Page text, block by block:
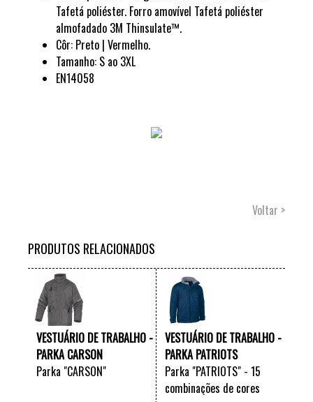
Tafetá poliéster. Forro amovível Tafetá poliéster
almofadado 3M Thinsulate™.
Côr: Preto | Vermelho.
Tamanho: S ao 3XL
EN14058
Voltar >
PRODUTOS RELACIONADOS
VESTUÁRIO DE TRABALHO -
PARKA CARSON
Parka "CARSON"
VESTUÁRIO DE TRABALHO -
PARKA PATRIOTS
Parka "PATRIOTS" - 15
combinações de cores